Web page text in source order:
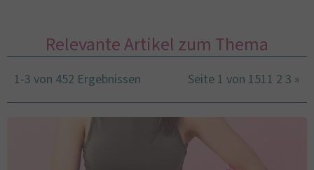
Relevante Artikel zum Thema
1-3 von 452 Ergebnissen Seite 1 von 1511 2 3 »